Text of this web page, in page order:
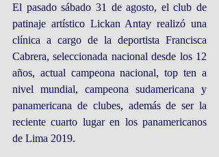
El pasado sábado 31 de agosto, el club de
patinaje artístico Lickan Antay realizó una
clínica a cargo de la deportista Francisca
Cabrera, seleccionada nacional desde los 12
años, actual campeona nacional, top ten a
nivel mundial, campeona sudamericana y
panamericana de clubes, además de ser la
reciente cuarto lugar en los panamericanos
de Lima 2019.